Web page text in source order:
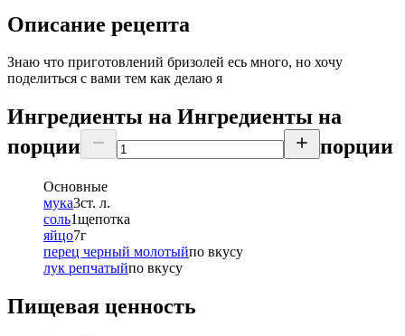
Описание рецепта
Знаю что приготовлений бризолей есь много, но хочу
поделиться с вами тем как делаю я
Ингредиенты на Ингредиенты на
порции
порции
Основные
мука3ст. л.
соль1щепотка
яйцо7г
перец черный молотыйпо вкусу
лук репчатыйпо вкусу
Пищевая ценность